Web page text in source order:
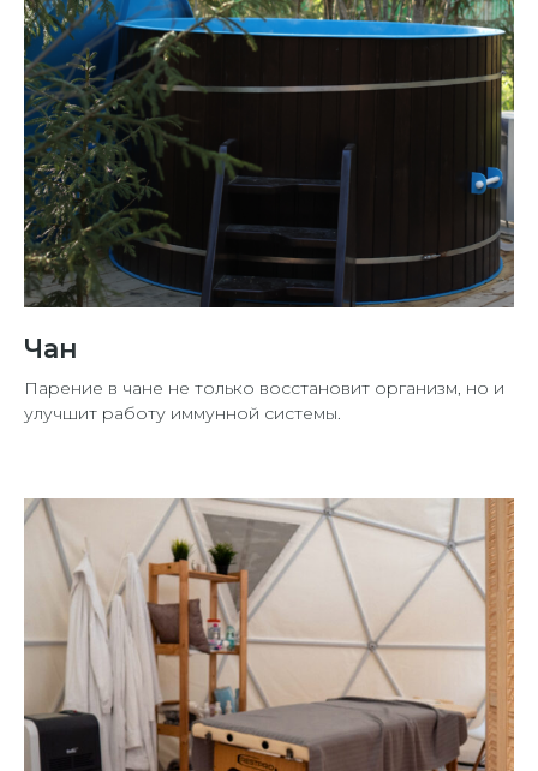
Чан
Парение в чане не только восстановит организм, но и
улучшит работу иммунной системы.